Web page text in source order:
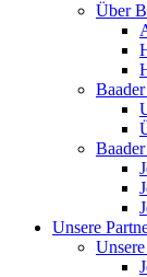
Über
Unsere